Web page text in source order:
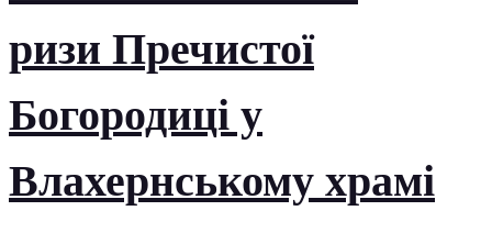
ризи Пречистої
Богородиці у
Влахернському храмі